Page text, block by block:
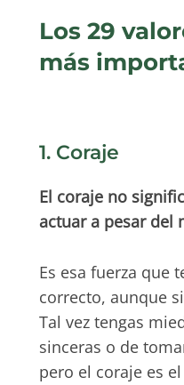
Los 29
más
1. Coraje
El coraje no
actuar a pesar del
Es esa fuerza que
correcto, aunque
Tal vez tengas
sinceras o de
pero el coraje es